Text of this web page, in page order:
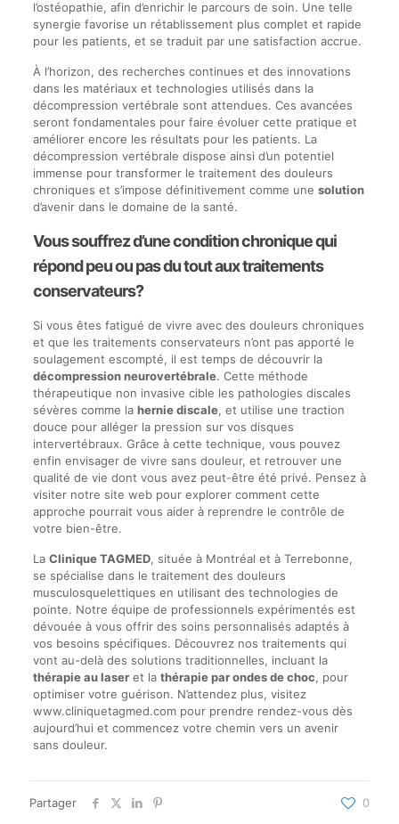
l’ostéopathie, afin d’enrichir le parcours de soin. Une telle
synergie favorise un rétablissement plus complet et rapide
pour les patients, et se traduit par une satisfaction accrue.
À l’horizon, des recherches continues et des innovations
dans les matériaux et technologies utilisés dans la
décompression vertébrale sont attendues. Ces avancées
seront fondamentales pour faire évoluer cette pratique et
améliorer encore les résultats pour les patients. La
décompression vertébrale dispose ainsi d’un potentiel
immense pour transformer le traitement des douleurs
chroniques et s’impose définitivement comme une solution
d’avenir dans le domaine de la santé.
Vous souffrez d’une condition chronique qui
répond peu ou pas du tout aux traitements
conservateurs?
Si vous êtes fatigué de vivre avec des douleurs chroniques
et que les traitements conservateurs n’ont pas apporté le
soulagement escompté, il est temps de découvrir la
décompression neurovertébrale. Cette méthode
thérapeutique non invasive cible les pathologies discales
sévères comme la hernie discale, et utilise une traction
douce pour alléger la pression sur vos disques
intervertébraux. Grâce à cette technique, vous pouvez
enfin envisager de vivre sans douleur, et retrouver une
qualité de vie dont vous avez peut-être été privé. Pensez à
visiter notre site web pour explorer comment cette
approche pourrait vous aider à reprendre le contrôle de
votre bien-être.
La Clinique TAGMED, située à Montréal et à Terrebonne,
se spécialise dans le traitement des douleurs
musculosquelettiques en utilisant des technologies de
pointe. Notre équipe de professionnels expérimentés est
dévouée à vous offrir des soins personnalisés adaptés à
vos besoins spécifiques. Découvrez nos traitements qui
vont au-delà des solutions traditionnelles, incluant la
thérapie au laseret la thérapie par ondes de choc, pour
optimiser votre guérison. N’attendez plus, visitez
www.cliniquetagmed.com pour prendre rendez-vous dès
aujourd’hui et commencez votre chemin vers un avenir
sans douleur.
Partager 0